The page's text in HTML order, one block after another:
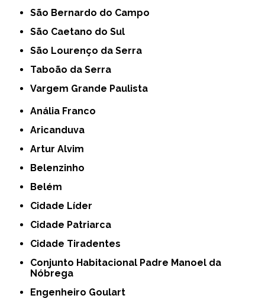
São Bernardo do Campo
São Caetano do Sul
São Lourenço da Serra
Taboão da Serra
Vargem Grande Paulista
Anália Franco
Aricanduva
Artur Alvim
Belenzinho
Belém
Cidade Líder
Cidade Patriarca
Cidade Tiradentes
Conjunto Habitacional Padre Manoel da
Nóbrega
Engenheiro Goulart